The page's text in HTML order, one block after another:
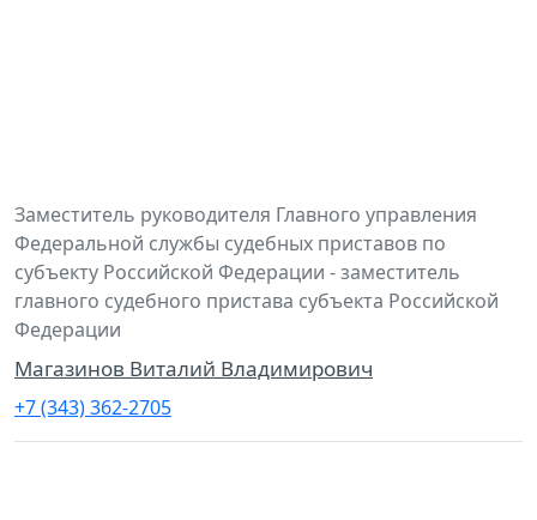
Заместитель руководителя Главного управления
Федеральной службы судебных приставов по
субъекту Российской Федерации - заместитель
главного судебного пристава субъекта Российской
Федерации
Магазинов Виталий Владимирович
+7 (343) 362-2705